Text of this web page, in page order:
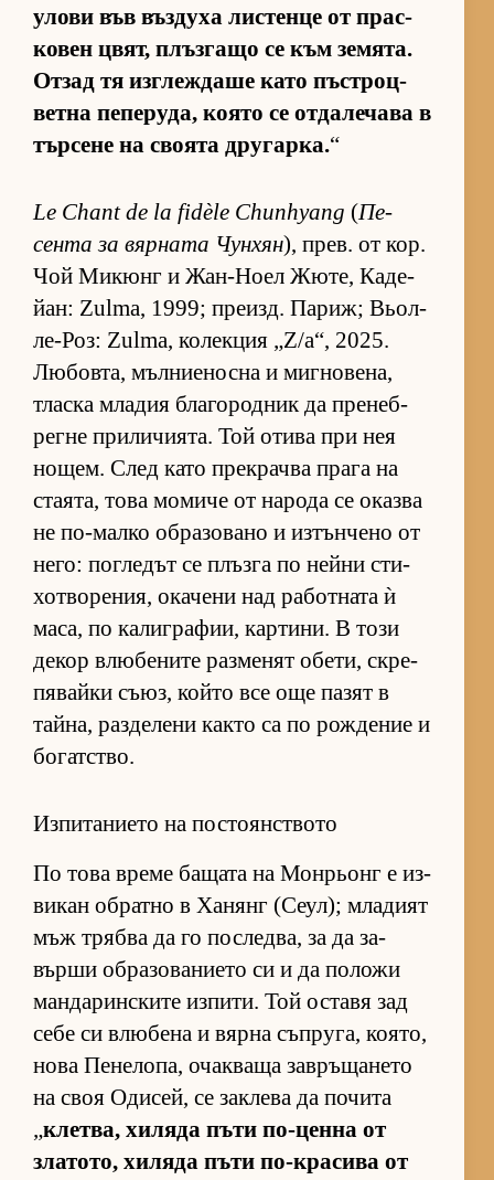
улови във въз­духа лис­тенце от прас­
ко­вен цвят, плъз­гащо се към зе­мя­та.
От­зад тя из­г­леж­даше като пъс­т­роц­
ветна пе­пе­ру­да, ко­ято се от­да­ле­чава в
тър­сене на сво­ята дру­гар­ка.“
Le Chant de la fidèle Chunhyang (Пе­
сента за вяр­ната Чун­хян), прев. от кор.
Чой Ми­кюнг и Жан-Ноел Жю­те, Ка­де­
йан: Zulma, 1999; пре­изд. Па­риж; Вьол-
ле-Роз: Zulma, ко­лек­ция „Z/a“, 2025.
Лю­бов­та, мъл­ни­е­носна и миг­но­ве­на,
тласка мла­дия бла­го­род­ник да пре­неб­
регне при­ли­чи­я­та. Той отива при нея
но­щем. След като прек­рачва прага на
ста­я­та, това мо­миче от на­рода се оказва
не по-малко об­ра­зо­вано и из­тън­чено от
не­го: пог­ле­дът се плъзга по нейни сти­
хот­во­ре­ния, ока­чени над ра­бот­ната ѝ
ма­са, по ка­лиг­ра­фии, кар­ти­ни. В този
де­кор влю­бе­ните раз­ме­нят обе­ти, скре­
пя­вайки съ­юз, който все още па­зят в
тай­на, раз­де­лени както са по рож­де­ние и
бо­гат­с­тво.
Изпитанието на постоянството
По това време ба­щата на Мон­рьонг е из­
ви­кан об­ратно в Ха­нянг (Се­ул); мла­дият
мъж трябва да го пос­лед­ва, за да за­
върши об­ра­зо­ва­ни­ето си и да по­ложи
ман­да­рин­с­ките из­пи­ти. Той ос­тавя зад
себе си влю­бена и вярна съп­ру­га, ко­я­то,
нова Пе­не­ло­па, очак­ваща зав­ръ­ща­нето
на своя Оди­сей, се зак­лева да по­чита
„клет­ва, хи­ляда пъти по-ценна от
зла­то­то, хи­ляда пъти по-кра­сива от